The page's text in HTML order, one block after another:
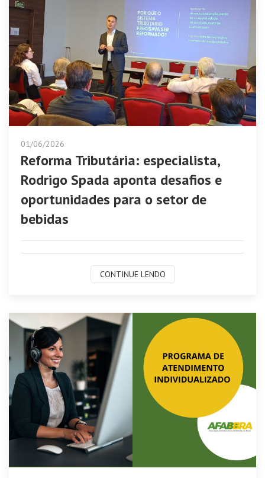
01/06/2026
Reforma Tributária: especialista,
Rodrigo Spada aponta desafios e
oportunidades para o setor de
bebidas
CONTINUE LENDO